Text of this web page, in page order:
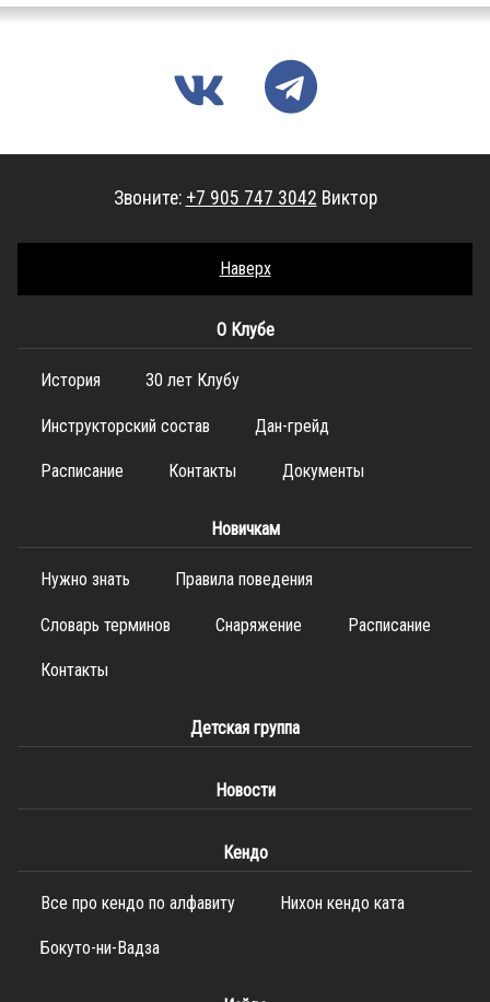
Звоните: +7 905 747 3042 Виктор
Наверх
О Клубе
История 30 лет Клубу
Инструкторский состав Дан-грейд
Расписание Контакты Документы
Новичкам
Нужно знать Правила поведения
Словарь терминов Снаряжение Расписание
Контакты
Детская группа
Новости
Кендо
Все про кендо по алфавиту Нихон кендо ката
Бокуто-ни-Вадза